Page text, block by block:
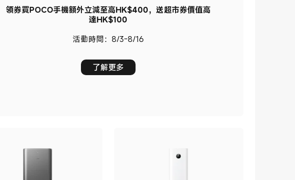
領券買POCO手機額外立減至高HK$400，送超市券價值高
達HK$100
活動時間：8/3-8/16
了解更多